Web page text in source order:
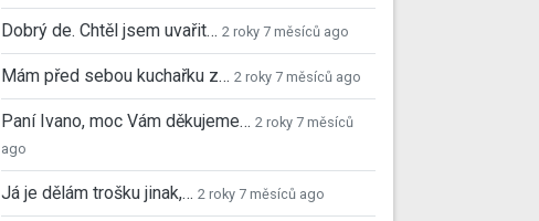
Dobrý de. Chtěl jsem uvařit… 2 roky 7 měsíců ago
Mám před sebou kuchařku z… 2 roky 7 měsíců ago
Paní Ivano, moc Vám děkujeme… 2 roky 7 měsíců
ago
Já je dělám trošku jinak,… 2 roky 7 měsíců ago